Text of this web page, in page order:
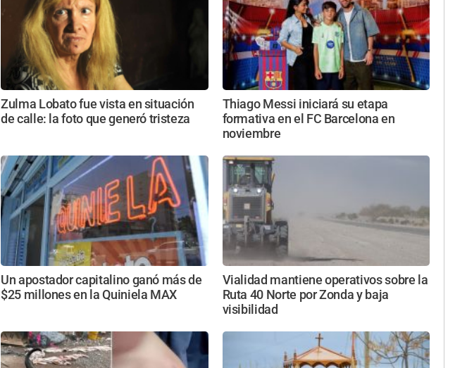
Zulma Lobato fue vista en situación
de calle: la foto que generó tristeza
Thiago Messi iniciará su etapa
formativa en el FC Barcelona en
noviembre
Un apostador capitalino ganó más de
$25 millones en la Quiniela MAX
Vialidad mantiene operativos sobre la
Ruta 40 Norte por Zonda y baja
visibilidad